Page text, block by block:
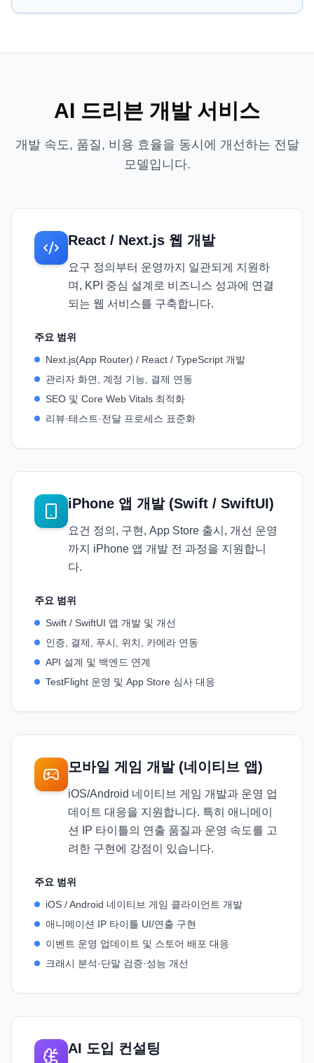
AI 드리븐 개발 서비스
개발 속도, 품질, 비용 효율을 동시에 개선하는 전달
모델입니다.
React / Next.js 웹 개발
요구 정의부터 운영까지 일관되게 지원하
며, KPI 중심 설계로 비즈니스 성과에 연결
되는 웹 서비스를 구축합니다.
주요 범위
Next.js(App Router) / React / TypeScript 개발
관리자 화면, 계정 기능, 결제 연동
SEO 및 Core Web Vitals 최적화
리뷰·테스트·전달 프로세스 표준화
iPhone 앱 개발 (Swift / SwiftUI)
요건 정의, 구현, App Store 출시, 개선 운영
까지 iPhone 앱 개발 전 과정을 지원합니
다.
주요 범위
Swift / SwiftUI 앱 개발 및 개선
인증, 결제, 푸시, 위치, 카메라 연동
API 설계 및 백엔드 연계
TestFlight 운영 및 App Store 심사 대응
모바일 게임 개발 (네이티브 앱)
iOS/Android 네이티브 게임 개발과 운영 업
데이트 대응을 지원합니다. 특히 애니메이
션 IP 타이틀의 연출 품질과 운영 속도를 고
려한 구현에 강점이 있습니다.
주요 범위
iOS / Android 네이티브 게임 클라이언트 개발
애니메이션 IP 타이틀 UI/연출 구현
이벤트 운영 업데이트 및 스토어 배포 대응
크래시 분석·단말 검증·성능 개선
AI 도입 컨설팅